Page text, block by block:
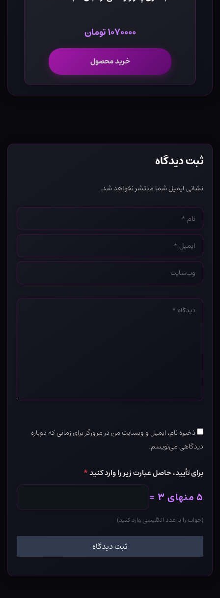
۱۰۷۰۰۰۰ تومان
خرید محصول
ثبت دیدگاه
نشانی ایمیل شما منتشر نخواهد شد.
نام
*
ایمیل
*
وب‌سایت
*
دیدگاه
ذخیره نام، ایمیل و وبسایت من در مرورگر برای زمانی که دوباره
دیدگاهی می‌نویسم.
برای تأیید، حاصل عبارت زیر را وارد کنید*
۵ منهای ۳ =
(جواب را با عدد انگلیسی وارد کنید)